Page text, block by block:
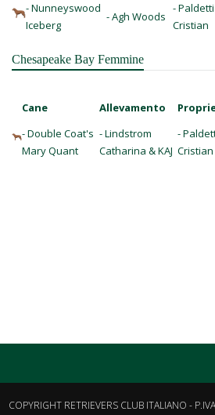
- Nunneyswood
Iceberg
- Agh Woods
- Paldetti
Cristian
Chesapeake Bay Femmine
Cane Allevamento
- Double Coat's
Mary Quant
- Lindstrom
Catharina & KAJ
-
Cristian
COPYRIGHT RETRIEVERS CLUB ITALIANO -